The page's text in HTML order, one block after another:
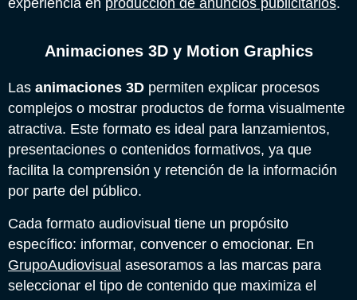
experiencia en producción de anuncios publicitarios.
Animaciones 3D y Motion Graphics
Las animaciones 3D permiten explicar procesos
complejos o mostrar productos de forma visualmente
atractiva. Este formato es ideal para lanzamientos,
presentaciones o contenidos formativos, ya que
facilita la comprensión y retención de la información
por parte del público.
Cada formato audiovisual tiene un propósito
específico: informar, convencer o emocionar. En
GrupoAudiovisual asesoramos a las marcas para
seleccionar el tipo de contenido que maximiza el